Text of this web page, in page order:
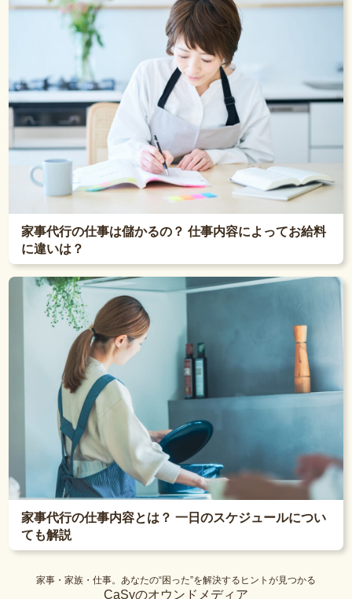
家事代行の仕事は儲かるの？ 仕事内容によってお給料
に違いは？
家事代行の仕事内容とは？ 一日のスケジュールについ
ても解説
家事・家族・仕事。あなたの“困った”を解決するヒントが見つかる
CaSyのオウンドメディア